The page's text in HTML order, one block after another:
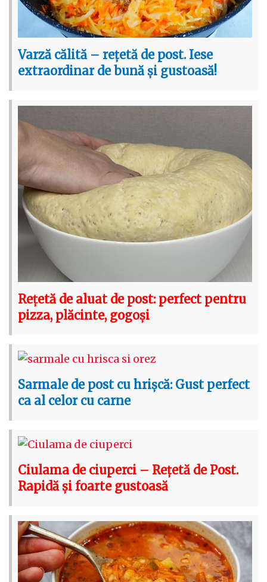
Varză călită – rețetă de post. Iese
extraordinar de bună și gustoasă!
Rețetă de aluat de post: perfect pentru
pizza, plăcinte, gogoși
Sarmale de post cu hrișcă: Gust perfect
ca al celor cu carne
Ciulama de ciuperci – Rețetă de Post.
Rapidă și foarte gustoasă